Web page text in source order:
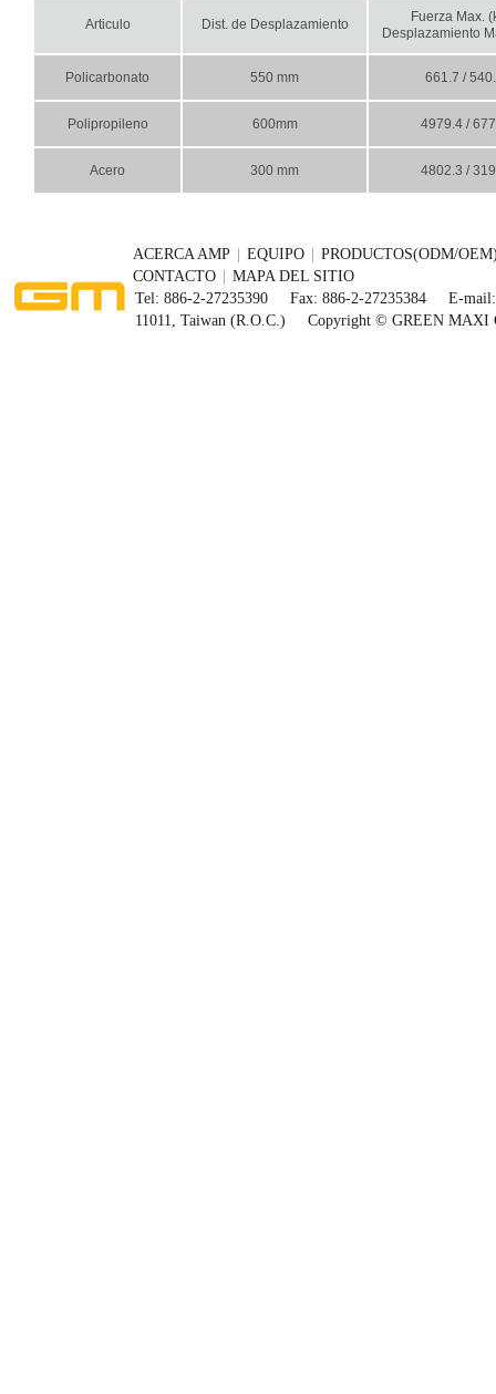
Articulo Dist. de Desplazamiento
Fuerza Max.
Desplazamiento
Policarbonato 550 mm 661.7 /
Polipropileno 600mm 4979.4 /
Acero 300 mm 4802.3 /
ACERCA AMP EQUIPO
PRODUCTOS(ODM/
CONTACTO
MAPA DEL SITIO
Tel: 886-2-27235390
Fax: 886-2-27235384
E-mail:
11011, Taiwan (R.O.C.)
Copyright © GREEN MAXI